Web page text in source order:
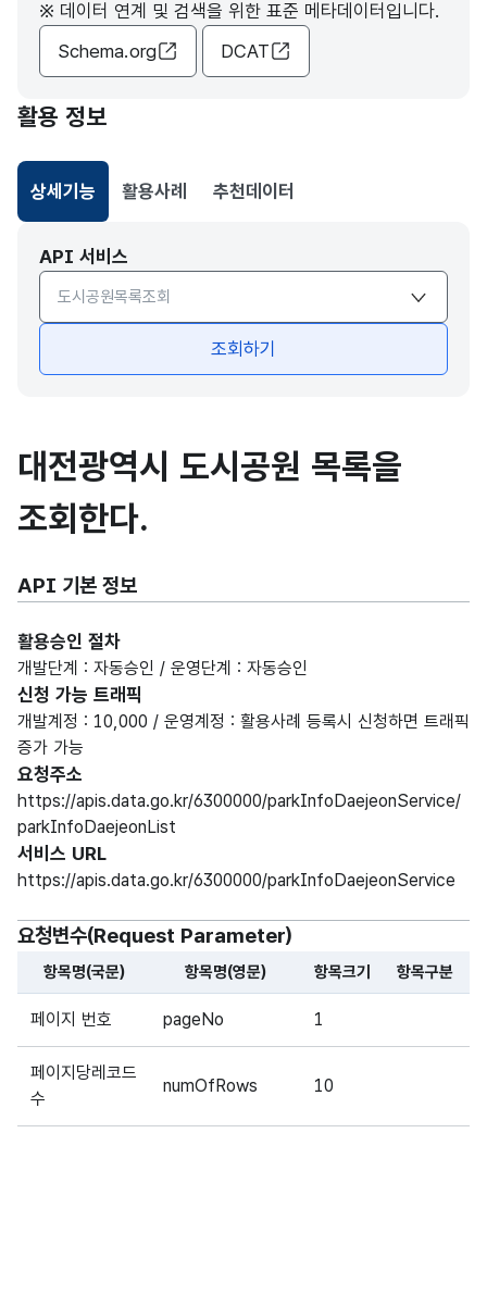
※ 데이터 연계 및 검색을 위한 표준 메타데이터입니다.
Schema.org
DCAT
활용 정보
상세기능
선택됨
활용사례 추천데이터
API 서비스
API서비스 종류 선택
조회하기
대전광역시 도시공원 목록을
조회한다.
API 기본 정보
활용승인 절차
개발단계 : 자동승인 / 운영단계 : 자동승인
신청 가능 트래픽
개발계정 : 10,000 / 운영계정 : 활용사례 등록시 신청하면 트래픽
증가 가능
요청주소
https://apis.data.go.kr/6300000/parkInfoDaejeonService/
parkInfoDaejeonList
서비스 URL
https://apis.data.go.kr/6300000/parkInfoDaejeonService
요청변수(Request Parameter)
해당 오픈API의 요청변수(Request Parameter) 항목에 대한
항목명(국문) 항목명(영문) 항목크기 항목구분
페이지 번호 pageNo 1
페이지당레코드
수
numOfRows 10